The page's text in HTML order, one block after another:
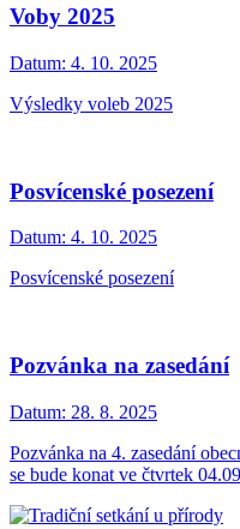
Voby 2025
Datum: 4. 10. 2025
Výsledky voleb 2025
Posvícenské posezení
Datum: 4. 10. 2025
Posvícenské posezení
Pozvánka na zasedání
Datum: 28. 8. 2025
Pozvánka na 4. zasedání
se bude konat ve čtvrtek